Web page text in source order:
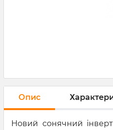
Опис
Новий сонячний